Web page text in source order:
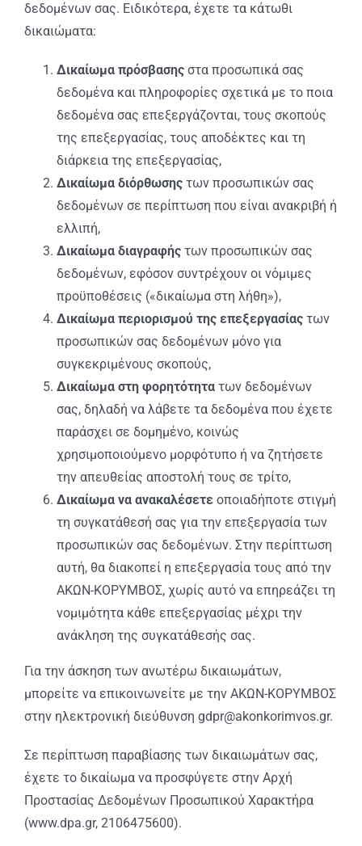
δεδομένων σας. Ειδικότερα, έχετε τα κάτωθι
δικαιώματα:
Δικαίωμα πρόσβασηςστα προσωπικά σας
δεδομένα και πληροφορίες σχετικά με το ποια
δεδομένα σας επεξεργάζονται, τους σκοπούς
της επεξεργασίας, τους αποδέκτες και τη
διάρκεια της επεξεργασίας,
Δικαίωμα διόρθωσηςτων προσωπικών σας
δεδομένων σε περίπτωση που είναι ανακριβή ή
ελλιπή,
Δικαίωμα διαγραφήςτων προσωπικών σας
δεδομένων, εφόσον συντρέχουν οι νόμιμες
προϋποθέσεις («δικαίωμα στη λήθη»),
Δικαίωμα περιορισμού της επεξεργασίαςτων
προσωπικών σας δεδομένων μόνο για
συγκεκριμένους σκοπούς,
Δικαίωμα στη φορητότητατων δεδομένων
σας, δηλαδή να λάβετε τα δεδομένα που έχετε
παράσχει σε δομημένο, κοινώς
χρησιμοποιούμενο μορφότυπο ή να ζητήσετε
την απευθείας αποστολή τους σε τρίτο,
Δικαίωμα να ανακαλέσετεοποιαδήποτε στιγμή
τη συγκατάθεσή σας για την επεξεργασία των
προσωπικών σας δεδομένων. Στην περίπτωση
αυτή, θα διακοπεί η επεξεργασία τους από την
ΑΚΩΝ-ΚΟΡΥΜΒΟΣ, χωρίς αυτό να επηρεάζει τη
νομιμότητα κάθε επεξεργασίας μέχρι την
ανάκληση της συγκατάθεσής σας.
Για την άσκηση των ανωτέρω δικαιωμάτων,
μπορείτε να επικοινωνείτε με την ΑΚΩΝ-ΚΟΡΥΜΒΟΣ
στην ηλεκτρονική διεύθυνση gdpr@akonkorimvos.gr.
Σε περίπτωση παραβίασης των δικαιωμάτων σας,
έχετε το δικαίωμα να προσφύγετε στην Αρχή
Προστασίας Δεδομένων Προσωπικού Χαρακτήρα
(www.dpa.gr, 2106475600).